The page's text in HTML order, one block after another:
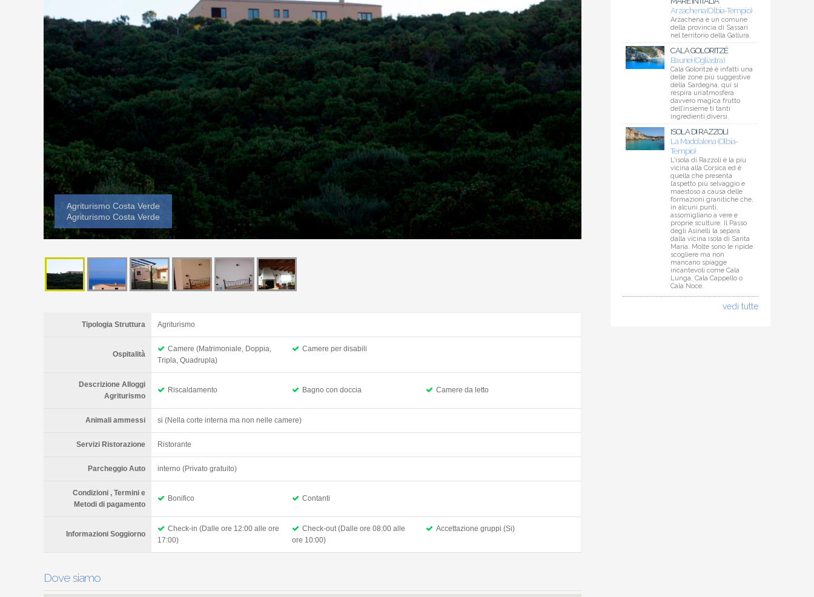
Agriturismo Costa Verde
Agriturismo Costa Verde
Tipologia Struttura Agriturismo
Ospitalità
Camere (Matrimoniale, Doppia,
Tripla, Quadrupla)
Camere per disabili
Descrizione Alloggi
Agriturismo
Riscaldamento Bagno con doccia Camere da letto
Animali ammessi si (Nella corte interna ma non nelle camere)
Servizi Ristorazione Ristorante
Parcheggio Auto interno (Privato gratuito)
Condizioni , Termini e
Metodi di pagamento
Bonifico Contanti
Informazioni Soggiorno
Check-in (Dalle ore 12:00 alle ore
17:00)
Check-out (Dalle ore 08:00 alle
ore 10:00)
Accettazione gruppi (Si)
Dove siamo
Arzachena (Olbia-Tempio)
Arzachena è un comune
della provincia di Sassari
nel territorio della Gallura.
CALA GOLORITZÉ
Baunei (Ogliastra)
Cala Goloritzé è infatti una
delle zone più suggestive
della Sardegna, qui si
respira un’atmosfera
davvero magica frutto
dell’insieme ti tanti
ingredienti diversi.
ISOLA DI RAZZOLI
La Maddalena (Olbia-
Tempio)
L’isola di Razzoli è la più
vicina alla Corsica ed è
quella che presenta
l’aspetto più selvaggio e
maestoso a causa delle
formazioni granitiche che,
in alcuni punti,
assomigliano a vere e
proprie sculture. Il Passo
degli Asinelli la separa
dalla vicina isola di Santa
Maria. Molte sono le ripide
scogliere ma non
mancano spiagge
incantevoli come Cala
Lunga, Cala Cappello o
Cala Noce.
vedi tutte